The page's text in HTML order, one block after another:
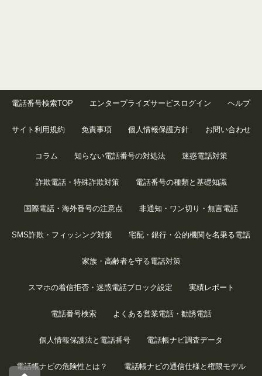
電話番号検索TOP エンタープライズサービスログイン ヘルプ
サイト利用規約 免責事項 個人情報保護方針 お問い合わせ
コラム 知らない電話番号の対処法 迷惑電話対策
詐欺電話・特殊詐欺対策 電話番号の種類と基礎知識
国際電話・海外番号の注意点 非通知・ワン切り・無言電話
SMS詐欺・フィッシング対策 宅配・銀行・公的機関を名乗る電話
家族・高齢者を守る電話対策
スマホの着信拒否・迷惑電話ブロック設定 実績レポート
電話番号検索 よくある営業電話・勧誘電話
個人情報保護法と電話番号 電話帳ナビ調査データ
電話帳ナビの危険性とは？ 電話帳ナビの通信仕様と権限モデル